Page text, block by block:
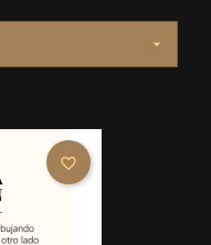

favorite_border